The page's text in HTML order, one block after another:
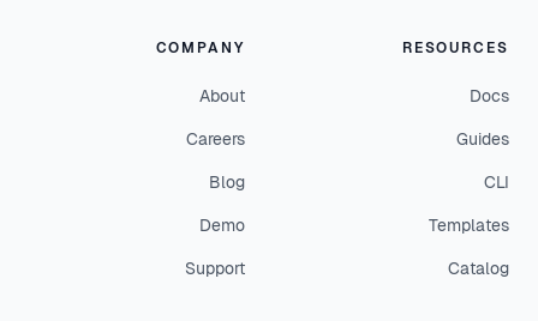
RESOURCES
Docs
Guides
CLI
Templates
Catalog
COMPANY
About
Careers
Blog
Demo
Support